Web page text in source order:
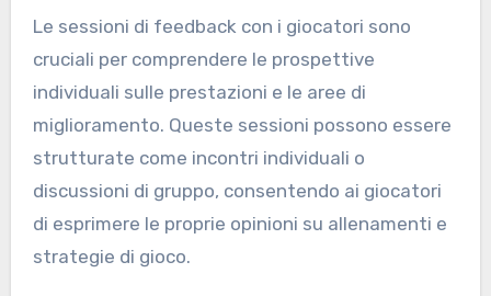
Le sessioni di feedback con i giocatori sono
cruciali per comprendere le prospettive
individuali sulle prestazioni e le aree di
miglioramento. Queste sessioni possono essere
strutturate come incontri individuali o
discussioni di gruppo, consentendo ai giocatori
di esprimere le proprie opinioni su allenamenti e
strategie di gioco.